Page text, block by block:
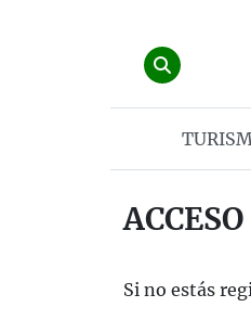
Si no estás